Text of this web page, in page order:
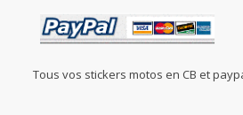
Tous vos stickers motos en CB et